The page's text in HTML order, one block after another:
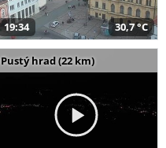
19:34 30,7 °C
Pustý hrad (22 km)